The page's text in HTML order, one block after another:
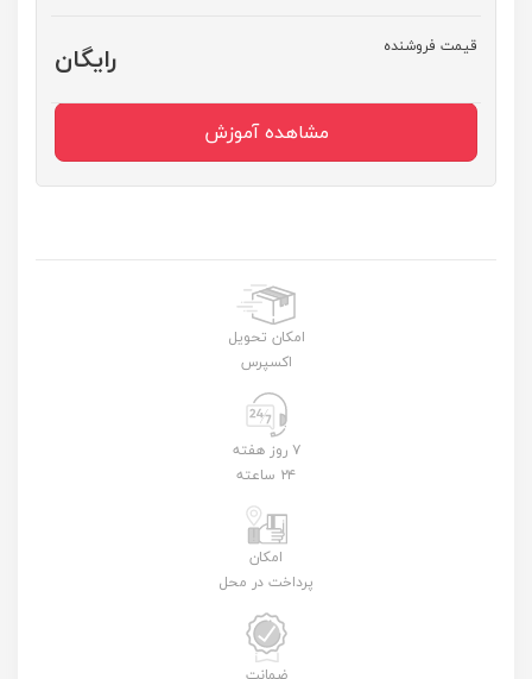
قیمت فروشنده رایگان
مشاهده آموزش
امکان تحویل
اکسپرس
۷ روز هفته
۲۴ ساعته
امکان
پرداخت در محل